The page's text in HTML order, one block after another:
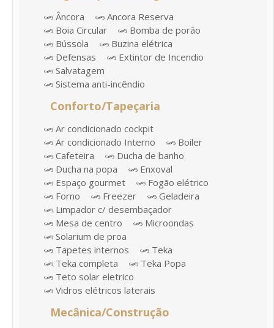
Âncora
Ancora Reserva
Boia Circular
Bomba de porão
Bússola
Buzina elétrica
Defensas
Extintor de Incendio
Salvatagem
Sistema anti-incêndio
Conforto/Tapeçaria
Ar condicionado cockpit
Ar condicionado Interno
Boiler
Cafeteira
Ducha de banho
Ducha na popa
Enxoval
Espaço gourmet
Fogão elétrico
Forno
Freezer
Geladeira
Limpador c/ desembaçador
Mesa de centro
Microondas
Solarium de proa
Tapetes internos
Teka
Teka completa
Teka Popa
Teto solar eletrico
Vidros elétricos laterais
Mecânica/Construção